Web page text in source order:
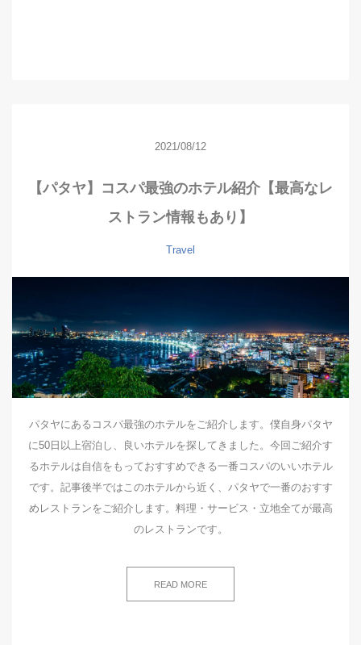
2021/08/12
【パタヤ】コスパ最強のホテル紹介【最高なレ
ストラン情報もあり】
Travel
パタヤにあるコスパ最強のホテルをご紹介します。僕自身パタヤ
に50日以上宿泊し、良いホテルを探してきました。今回ご紹介す
るホテルは自信をもっておすすめできる一番コスパのいいホテル
です。記事後半ではこのホテルから近く、パタヤで一番のおすす
めレストランをご紹介します。料理・サービス・立地全てが最高
のレストランです。
READ MORE